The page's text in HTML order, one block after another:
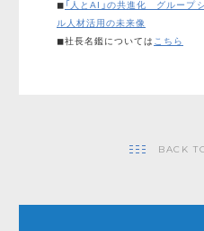
◼︎ 「人とAI」の共進化 グループ
ル人材活用の未来像
◼︎社長名鑑については こちら
BACK